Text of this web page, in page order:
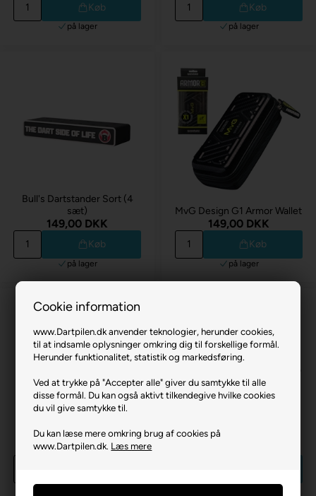
Cookie information
www.Dartpilen.dk anvender teknologier, herunder cookies,
til at indsamle oplysninger omkring dig til forskellige formål.
Herunder funktionalitet, statistik og markedsføring.
Ved at trykke på "Accepter alle" giver du samtykke til alle
disse formål. Du kan også aktivt tilkendegive hvilke cookies
du vil give samtykke til.
Du kan læse mere omkring brug af cookies på
www.Dartpilen.dk. Læs mere
Køb
på lager
Køb
på lager
Bull's Dartstander Sort (4
sæt)
149,00 DKK
Køb
på lager
MvG Design G1 Armor Wallet
149,00 DKK
Køb
på lager
Takoma Wallet Blå
149,00 DKK
Takoma Wallet Bolide